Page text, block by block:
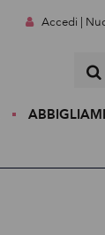
Accedi |